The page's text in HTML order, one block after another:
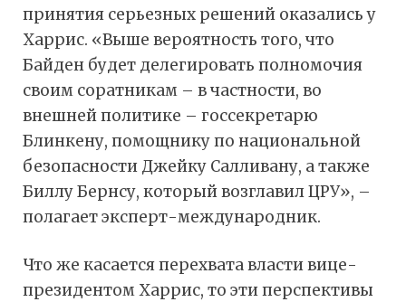
принятия серьезных решений оказались у
Харрис. «Выше вероятность того, что
Байден будет делегировать полномочия
своим соратникам – в частности, во
внешней политике – госсекретарю
Блинкену, помощнику по национальной
безопасности Джейку Салливану, а также
Биллу Бернсу, который возглавил ЦРУ», –
полагает эксперт-международник.
Что же касается перехвата власти вице-
президентом Харрис, то эти перспективы